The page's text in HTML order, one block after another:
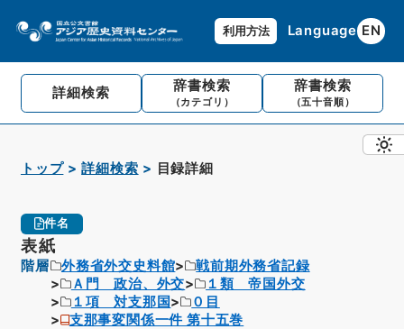
利用方法 Language EN
詳細検索 辞書検索
（カテゴリ）
辞書検索
（五十音順）
トップ 詳細検索 目録詳細
件名
表紙
階層 外務省外交史料館
戦前期外務省記録
Ａ門 政治、外交
１類 帝国外交
１項 対支那国
０目
支那事変関係一件 第十五巻